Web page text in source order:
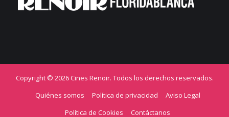
Copyright © 2026 Cines Renoir. Todos los derechos reservados.
Quiénes somos
Política de privacidad
Aviso Legal
Política de Cookies
Contáctanos